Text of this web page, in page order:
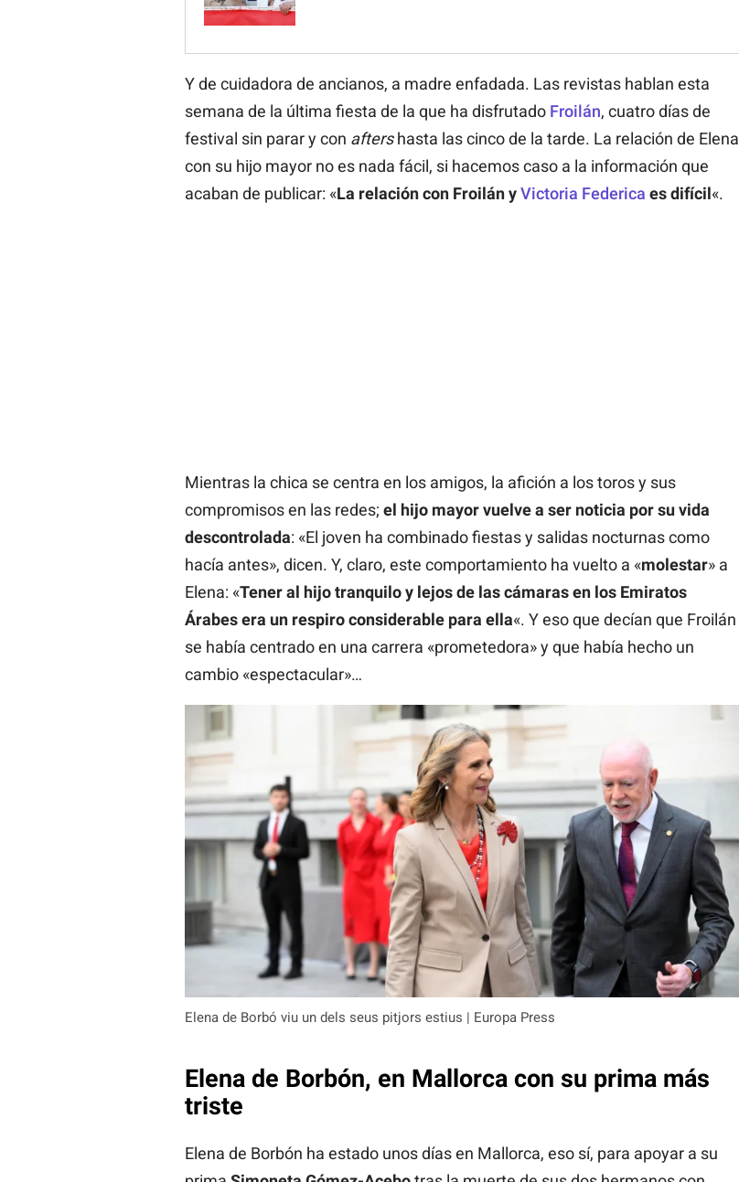
Y de cuidadora de ancianos, a madre enfadada. Las revistas hablan esta
semana de la última fiesta de la que ha disfrutado Froilán, cuatro días de
festival sin parar y con aftershasta las cinco de la tarde. La relación de Elena
con su hijo mayor no es nada fácil, si hacemos caso a la información que
acaban de publicar: «La relación con Froilán yVictoria Federica es difícil«.
Mientras la chica se centra en los amigos, la afición a los toros y sus
compromisos en las redes; el hijo mayor vuelve a ser noticia por su vida
descontrolada: «El joven ha combinado fiestas y salidas nocturnas como
hacía antes», dicen. Y, claro, este comportamiento ha vuelto a «molestar» a
Elena: «Tener al hijo tranquilo y lejos de las cámaras en los Emiratos
Árabes era un respiro considerable para ella«. Y eso que decían que Froilán
se había centrado en una carrera «prometedora» y que había hecho un
cambio «espectacular»…
Elena de Borbó viu un dels seus pitjors estius | Europa Press
Elena de Borbón, en Mallorca con su prima más
triste
Elena de Borbón ha estado unos días en Mallorca, eso sí, para apoyar a su